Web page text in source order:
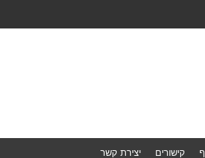
קישורים יצירת קשר